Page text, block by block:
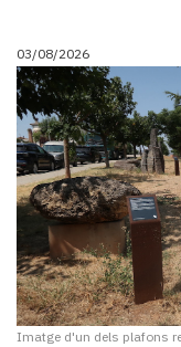
Cultura
Esports
Mai
tant!
TV
i
mitjans
El
temps
Reportatges
Entrevistes
03/08/2026
Imatge d'un dels plafons